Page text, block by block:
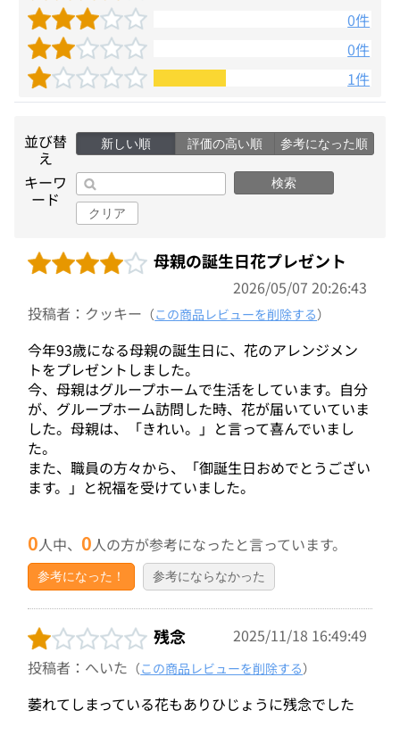
0件
0件
1件
並び替
え
新しい順 評価の高い順 参考になった順
キーワ
ード
検索
クリア
母親の誕生日花プレゼント
2026/05/07 20:26:43
投稿者：クッキー （この商品レビューを削除する）
今年93歳になる母親の誕生日に、花のアレンジメン
トをプレゼントしました。
今、母親はグループホームで生活をしています。自分
が、グループホーム訪問した時、花が届いていていま
した。母親は、「きれい。」と言って喜んでいまし
た。
また、職員の方々から、「御誕生日おめでとうござい
ます。」と祝福を受けていました。
0人中、0人の方が参考になったと言っています。
参考になった！ 参考にならなかった
残念
2025/11/18 16:49:49
投稿者：へいた （この商品レビューを削除する）
萎れてしまっている花もありひじょうに残念でした